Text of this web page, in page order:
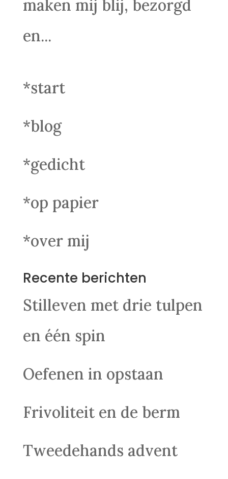
maken mij blij, bezorgd
en...
*start
*blog
*gedicht
*op papier
*over mij
Recente berichten
Stilleven met drie tulpen
en één spin
Oefenen in opstaan
Frivoliteit en de berm
Tweedehands advent